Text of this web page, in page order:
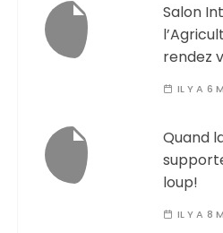
Salon
rendez
IL Y A 6
Quand
loup!
IL Y A 8